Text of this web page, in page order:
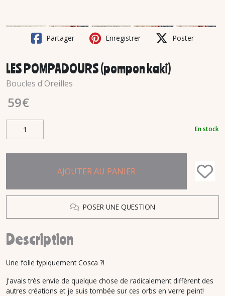
Partager Enregistrer Poster
LES POMPADOURS (pompon kaki)
Boucles d'Oreilles
59€
En stock
AJOUTER AU PANIER
POSER UNE QUESTION
Description
Une folie typiquement Cosca ?!
J'avais très envie de quelque chose de radicalement diffèrent des
autres créations et je suis tombée sur ces orbs en verre peint!